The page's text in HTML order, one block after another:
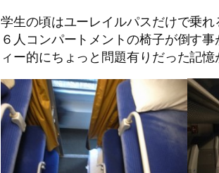
学生の頃はユーレイルパスだけで乗れ
６人コンパートメントの椅子が倒す
ィー的にちょっと問題有りだった記憶